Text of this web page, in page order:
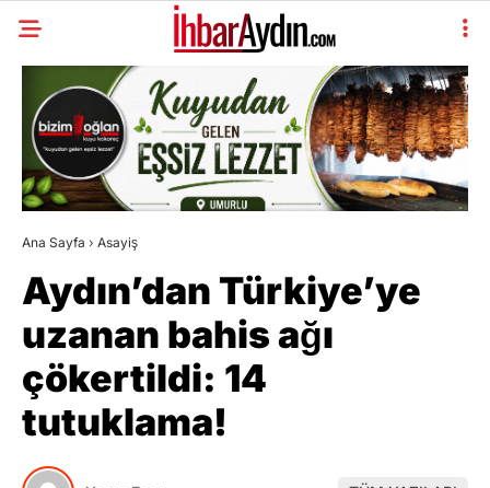
Ana Sayfa › Asayiş
Aydın’dan Türkiye’ye
uzanan bahis ağı
çökertildi: 14
tutuklama!